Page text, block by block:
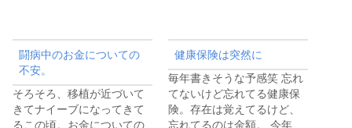
闘病中のお金についての
不安。
そろそろ、移植が近づいて
きてナイーブになってきて
るこの頃。お金についての
健康保険は突然に
毎年書きそうな予感笑 忘れ
てないけど忘れてる健康保
険。存在は覚えてるけど、
忘れてるのは金額。 今年